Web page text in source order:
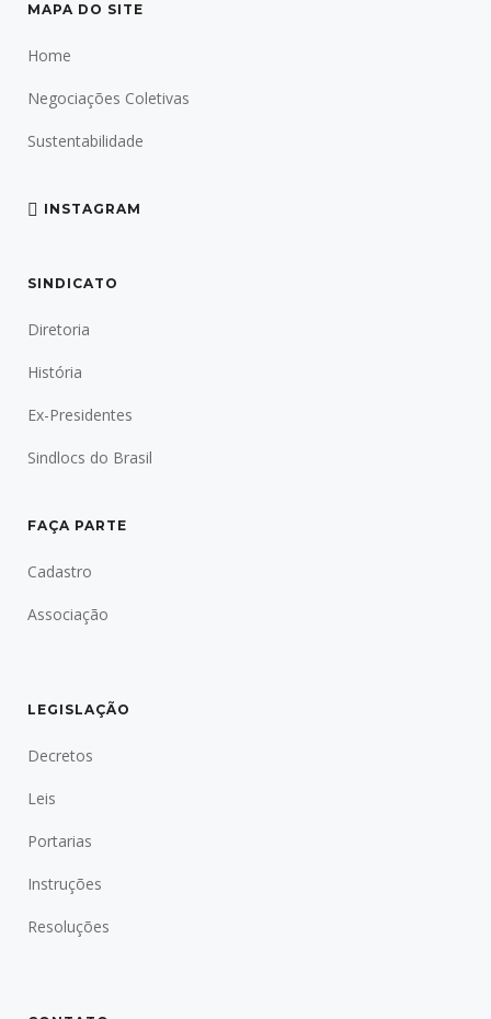
MAPA DO SITE
Home
Negociações Coletivas
Sustentabilidade
INSTAGRAM
SINDICATO
Diretoria
História
Ex-Presidentes
Sindlocs do Brasil
FAÇA PARTE
Cadastro
Associação
LEGISLAÇÃO
Decretos
Leis
Portarias
Instruções
Resoluções